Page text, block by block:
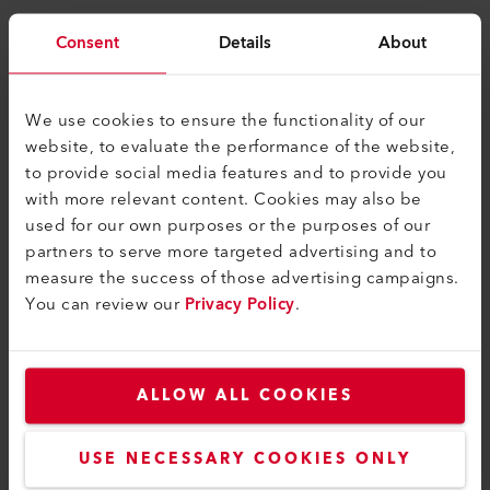
Consent Details About
We use cookies to ensure the functionality of our
website, to evaluate the performance of the website,
to provide social media features and to provide you
with more relevant content. Cookies may also be
used for our own purposes or the purposes of our
partners to serve more targeted advertising and to
measure the success of those advertising campaigns.
You can review ourPrivacy Policy.
ALLOW ALL COOKIES
USE NECESSARY COOKIES ONLY
PRODUTOS SIMILARES
O melhor ou nada